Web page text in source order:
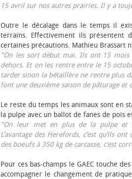
15 avril sur nos autres prairies. Il y a
Outre le décalage dans le temps il
terrains. Effectivement ils présentent
certaines précautions. Mathieu Brassart
"On les sort début mai. Ils ont 15
dehors. Et on les rentre entre le 15
tarder sinon la bétaillère ne rentre plus
font une deuxième saison de pâturage et
Le reste du temps les animaux sont en
la pulpe avec un ballot de fanes de pois
"On leur met en plus de la pulpe et
L’avantage des Herefords, c’est qu’ils
des bœufs à 350 kg de carcasse, c’est
Pour ces bas-champs le GAEC touche
accompagner le changement de